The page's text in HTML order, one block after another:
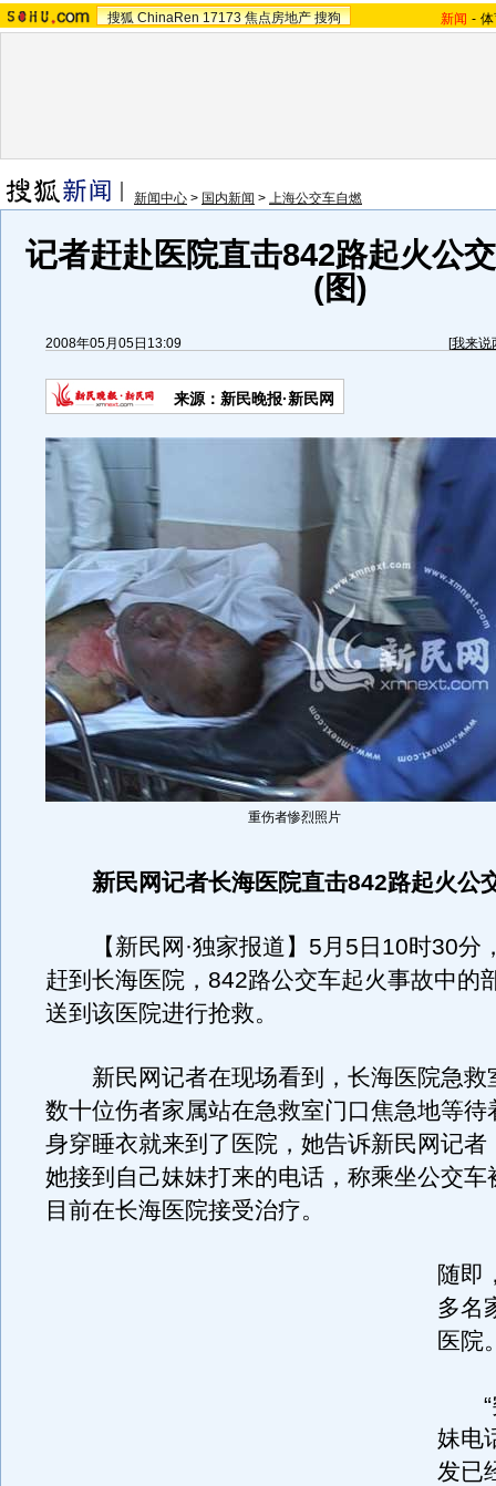
搜狐 ChinaRen 17173 焦点房地产 搜狗 新闻 -
新闻中心 > 国内新闻 > 上海公交车自燃
记者赶赴医院直击842路起火公
(图)
2008年05月05日13:09 [我来说
来源：新民晚报·新民网
重伤者惨烈照片
新民网记者长海医院直击842路起火公
【新民网·独家报道】5月5日10时30分
赶到长海医院，842路公交车起火事故中的
送到该医院进行抢救。
新民网记者在现场看到，长海医院急救
数十位伤者家属站在急救室门口焦急地等待
身穿睡衣就来到了医院，她告诉新民网记者
她接到自己妹妹打来的电话，称乘坐公交车
目前在长海医院接受治疗。
随即
多名
医院
“
妹电
发已